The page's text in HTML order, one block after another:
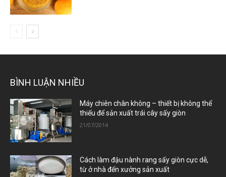
BÌNH LUẬN NHIỀU
Máy chiên chân không – thiết bị không thể
thiếu để sản xuất trái cây sấy giòn
21/07/2014
Cách làm đậu nành rang sấy giòn cực dễ,
từ ở nhà đến xưởng sản xuất